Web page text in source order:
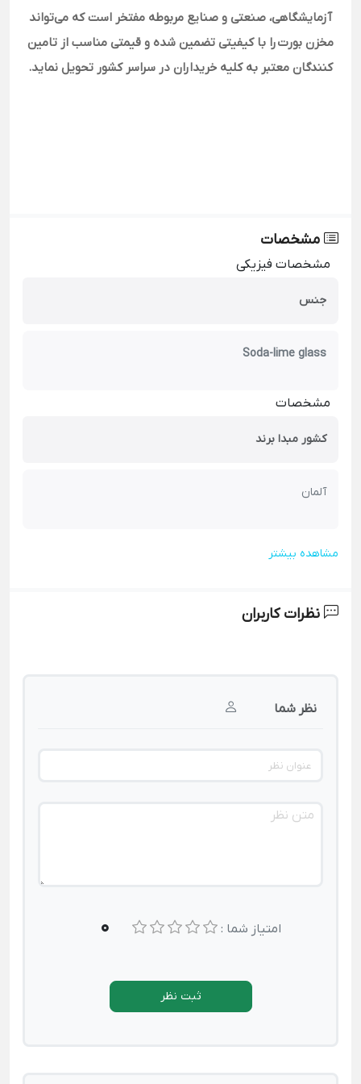
آزمایشگاهی، صنعتی و صنایع مربوطه مفتخر است که می‌تواند
مخزن بورت را با کیفیتی تضمین شده و قیمتی مناسب از تامین
کنندگان معتبر به کلیه خریداران در سراسر کشور تحویل نماید.
مشخصات
مشخصات فیزیکی
جنس
Soda-lime glass
مشخصات
کشور مبدا برند
آلمان
مشاهده بیشتر
نظرات کاربران
نظر شما
امتیاز شما : 0
ثبت نظر